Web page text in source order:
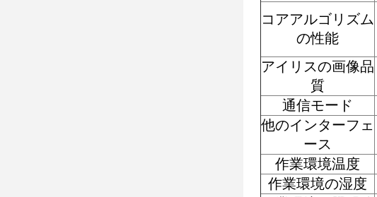
コアアルゴリズム
の性能
アイリスの画像品
質
通信モード
他のインターフェ
ース
作業環境温度
作業環境の湿度